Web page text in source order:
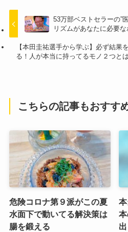
53万部ベストセラーの”
リズムがあなたに必要な
【本田圭祐選手から学ぶ】必ず結果
る！人が本当に持ってるモノ２つと
こちらの記事もおすす
危険コロナ第９派がこの夏
水面下で動いてる解決策は
腸を鍛える